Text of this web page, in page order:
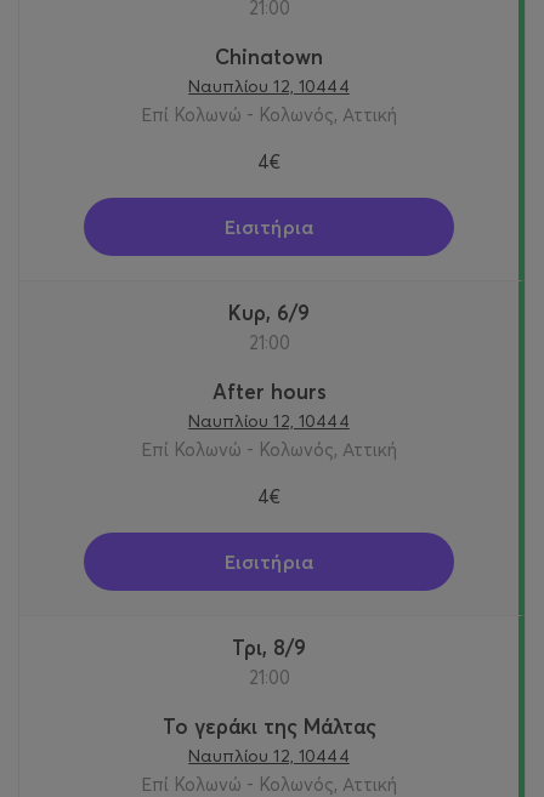
21:00
Chinatown
Ναυπλίου 12, 10444
Επί Κολωνώ - Κολωνός, Αττική
4€
Εισιτήρια
Κυρ, 6/9
21:00
After hours
Ναυπλίου 12, 10444
Επί Κολωνώ - Κολωνός, Αττική
4€
Εισιτήρια
Τρι, 8/9
21:00
Το γεράκι της Μάλτας
Ναυπλίου 12, 10444
Επί Κολωνώ - Κολωνός, Αττική